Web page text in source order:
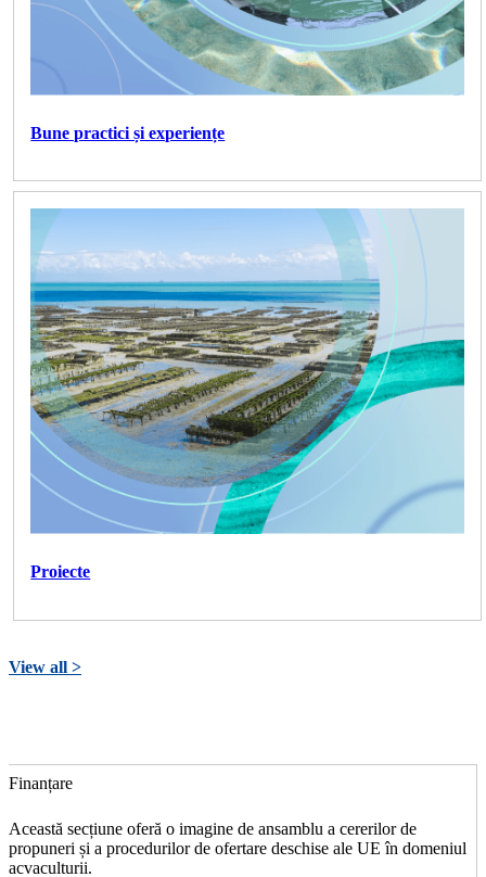
Bune practici și experiențe
Proiecte
View all >
Finanțare
Această secțiune oferă o imagine de ansamblu a cererilor de
propuneri și a procedurilor de ofertare deschise ale UE în domeniul
acvaculturii.